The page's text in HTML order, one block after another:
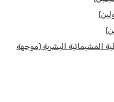
المشيمائية البشرية (موجهة